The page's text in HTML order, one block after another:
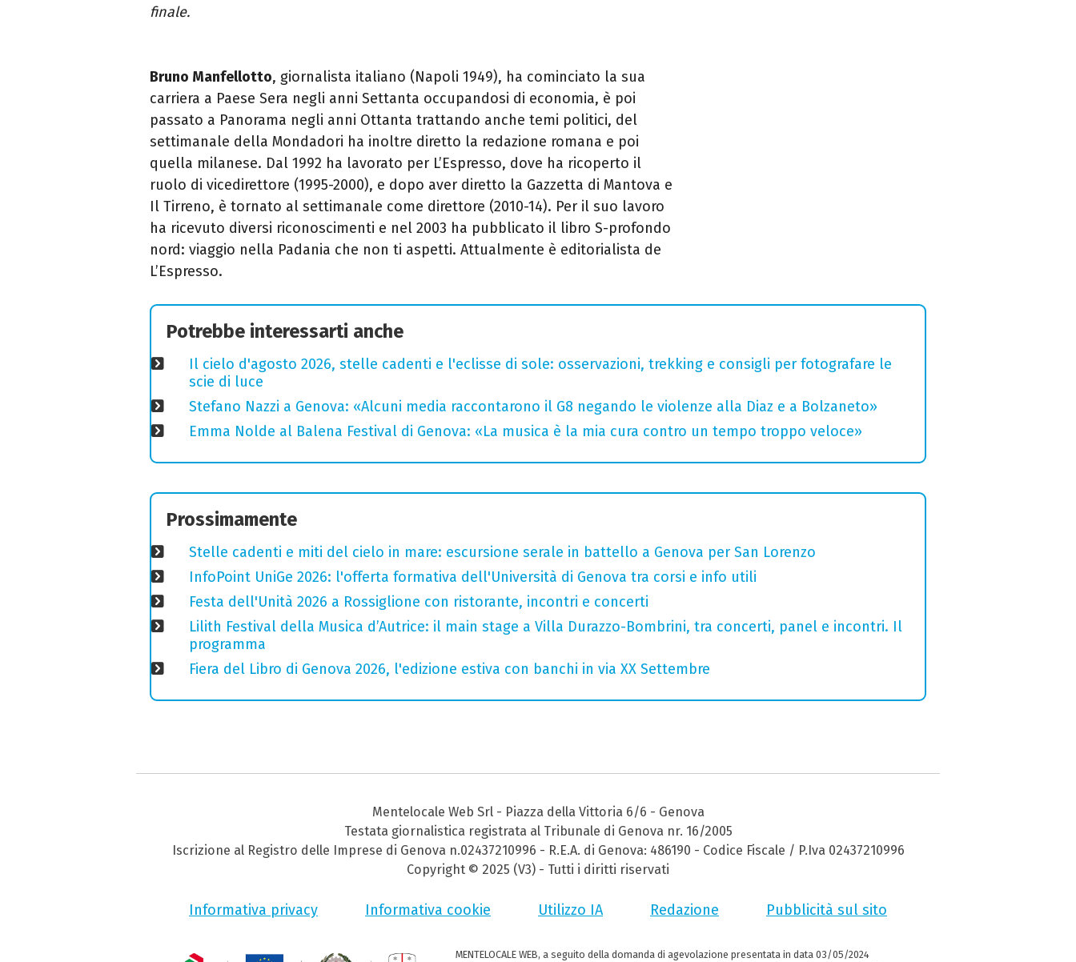
finale.
Bruno Manfellotto, giornalista italiano (Napoli 1949), ha cominciato la sua
carriera a Paese Sera negli anni Settanta occupandosi di economia, è poi
passato a Panorama negli anni Ottanta trattando anche temi politici, del
settimanale della Mondadori ha inoltre diretto la redazione romana e poi
quella milanese. Dal 1992 ha lavorato per L’Espresso, dove ha ricoperto il
ruolo di vicedirettore (1995-2000), e dopo aver diretto la Gazzetta di Mantova e
Il Tirreno, è tornato al settimanale come direttore (2010-14). Per il suo lavoro
ha ricevuto diversi riconoscimenti e nel 2003 ha pubblicato il libro S-profondo
nord: viaggio nella Padania che non ti aspetti. Attualmente è editorialista de
L’Espresso.
Potrebbe interessarti anche
Il cielo d'agosto 2026, stelle cadenti e l'eclisse di sole: osservazioni, trekking e consigli per fotografare le
scie di luce
Stefano Nazzi a Genova: «Alcuni media raccontarono il G8 negando le violenze alla Diaz e a Bolzaneto»
Emma Nolde al Balena Festival di Genova: «La musica è la mia cura contro un tempo troppo veloce»
Prossimamente
Stelle cadenti e miti del cielo in mare: escursione serale in battello a Genova per San Lorenzo
InfoPoint UniGe 2026: l'offerta formativa dell'Università di Genova tra corsi e info utili
Festa dell'Unità 2026 a Rossiglione con ristorante, incontri e concerti
Lilith Festival della Musica d’Autrice: il main stage a Villa Durazzo-Bombrini, tra concerti, panel e incontri. Il
programma
Fiera del Libro di Genova 2026, l'edizione estiva con banchi in via XX Settembre
Mentelocale Web Srl - Piazza della Vittoria 6/6 - Genova
Testata giornalistica registrata al Tribunale di Genova nr. 16/2005
Iscrizione al Registro delle Imprese di Genova n.02437210996 - R.E.A. di Genova: 486190 - Codice Fiscale / P.Iva 02437210996
Copyright © 2025 (V3) - Tutti i diritti riservati
Informativa privacy Informativa cookie Utilizzo IA Redazione Pubblicità sul sito
MENTELOCALE WEB, a seguito della domanda di agevolazione presentata in data 03/05/2024